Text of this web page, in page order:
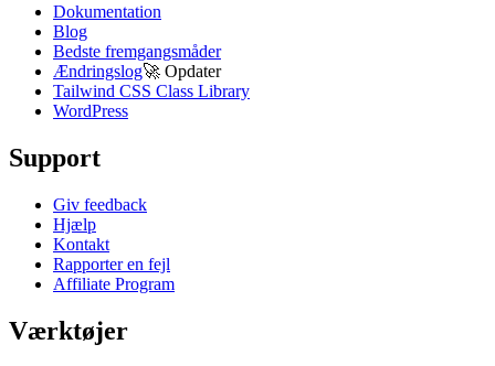
Dokumentation
Blog
Bedste fremgangsmåder
Ændringslog🚀 Opdater
Tailwind CSS Class Library
WordPress
Support
Giv feedback
Hjælp
Kontakt
Rapporter en fejl
Affiliate Program
Værktøjer